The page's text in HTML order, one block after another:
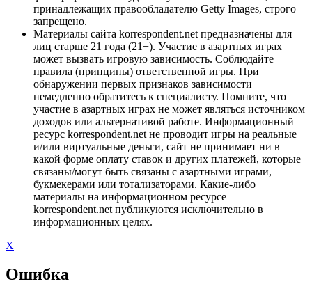
принадлежащих правообладателю Getty Images, строго
запрещено.
Материалы сайта korrespondent.net предназначены для
лиц старше 21 года (21+). Участие в азартных играх
может вызвать игровую зависимость. Соблюдайте
правила (принципы) ответственной игры. При
обнаружении первых признаков зависимости
немедленно обратитесь к специалисту. Помните, что
участие в азартных играх не может являться источником
доходов или альтернативой работе. Информационный
ресурс korrespondent.net не проводит игры на реальные
и/или виртуальные деньги, сайт не принимает ни в
какой форме оплату ставок и других платежей, которые
связаны/могут быть связаны с азартными играми,
букмекерами или тотализаторами. Какие-либо
материалы на информационном ресурсе
korrespondent.net публикуются исключительно в
информационных целях.
X
Ошибка